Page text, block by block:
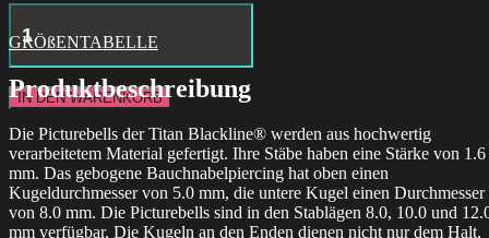
Hustle
Butter
Deluxe
Tattoo
Aftercare
24x
Box
Menge
IN DEN WARENKORB
GRÖßENTABELLE
Produktbeschreibung
Die Picturebells der Titan Blackline® werden aus hochwertig
verarbeitetem Material gefertigt. Ihre Stäbe haben eine Stärke von 1.6
mm. Das gebogene Bauchnabelpiercing hat oben einen
Kugeldurchmesser von 5.0 mm, die untere Kugel einen Durchmesser
von 8.0 mm. Die Picturebells sind in den Stablägen 8.0, 10.0 und
mm verfügbar. Die Kugeln an den Enden dienen nicht nur dem Halt,